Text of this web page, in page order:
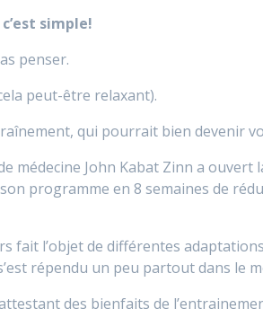
simple!
penser.
peut-être relaxant).
qui pourrait bien devenir
médecine John Kabat Zinn a
programme en 8 semaines de
fait l’objet de différentes
répendu un peu partout dans
des bienfaits de